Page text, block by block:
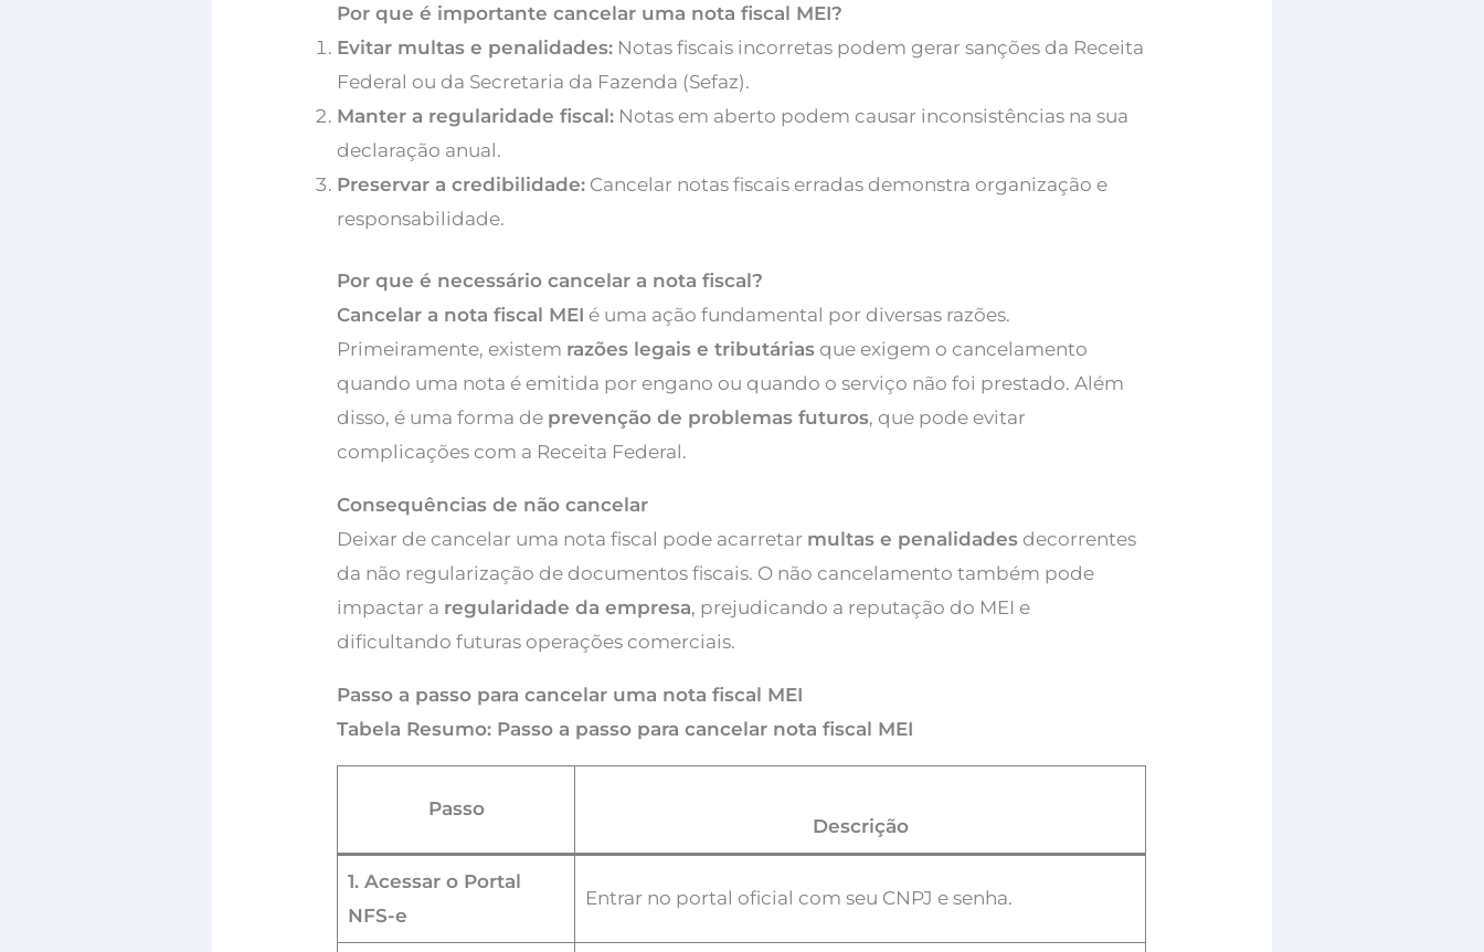
Por que é importante cancelar uma nota fiscal MEI?
Evitar multas e penalidades: Notas fiscais incorretas podem gerar sanções da Receita
Federal ou da Secretaria da Fazenda (Sefaz).
Manter a regularidade fiscal: Notas em aberto podem causar inconsistências na sua
declaração anual.
Preservar a credibilidade: Cancelar notas fiscais erradas demonstra organização e
responsabilidade.
Por que é necessário cancelar a nota fiscal?
Cancelar a nota fiscal MEI é uma ação fundamental por diversas razões.
Primeiramente, existem razões legais e tributárias que exigem o cancelamento
quando uma nota é emitida por engano ou quando o serviço não foi prestado. Além
disso, é uma forma de prevenção de problemas futuros, que pode evitar
complicações com a Receita Federal.
Consequências de não cancelar
Deixar de cancelar uma nota fiscal pode acarretar multas e penalidades decorrentes
da não regularização de documentos fiscais. O não cancelamento também pode
impactar a regularidade da empresa, prejudicando a reputação do MEI e
dificultando futuras operações comerciais.
Passo a passo para cancelar uma nota fiscal MEI
Tabela Resumo: Passo a passo para cancelar nota fiscal MEI
Passo
Descrição
1. Acessar o Portal
NFS-e
Entrar no portal oficial com seu CNPJ e senha.